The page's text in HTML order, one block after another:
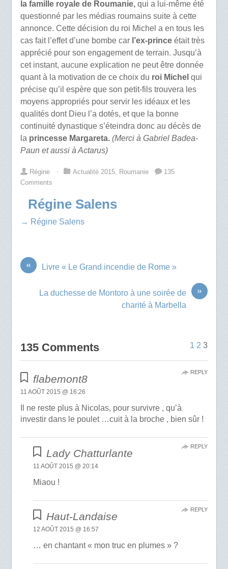
la famille royale de Roumanie,qui a lui-même été
questionné par les médias roumains suite à cette
annonce. Cette décision du roi Michel a en tous les
cas fait l’effet d’une bombe car l’ex-princeétait très
apprécié pour son engagement de terrain. Jusqu’à
cet instant, aucune explication ne peut être donnée
quant à la motivation de ce choix du roi Michel qui
précise qu’il espère que son petit-fils trouvera les
moyens appropriés pour servir les idéaux et les
qualités dont Dieu l’a dotés, et que la bonne
continuité dynastique s’éteindra donc au décès de
la princesse Margareta. (Merci à Gabriel Badea-
Paun et aussi à Actarus)
Régine ⋅ Actualité 2015, Roumanie
135
Comments
Régine Salens
→ Régine Salens
« Livre « Le Grand incendie de Rome »
»
La duchesse de Montoro à une soirée de
charité à Marbella
135 Comments 1 2 3
flabemont8
11 AOÛT 2015 @ 16:26
Il ne reste plus à Nicolas, pour survivre , qu’à
investir dans le poulet …cuit à la broche , bien sûr !
REPLY
Lady Chatturlante
11 AOÛT 2015 @ 20:14
Miaou !
REPLY
Haut-Landaise
12 AOÛT 2015 @ 16:57
… en chantant « mon truc en plumes » ?
REPLY